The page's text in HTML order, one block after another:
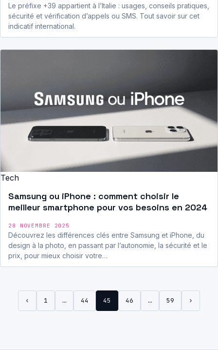
Le préfixe +39 appartient à l’Italie : usages, conseils pratiques,
sécurité et vérification d’appels ou SMS. Tout savoir sur cet
indicatif international.
Tech
Samsung ou iPhone : comment choisir le
meilleur smartphone pour vos besoins en 2024
28 NOVEMBRE 2025
Découvrez les différences clés entre Samsung et iPhone, du
design à la photo, en passant par l’autonomie, la sécurité et le
prix, pour mieux choisir votre…
‹ 1 … 44 45 46 … 59 ›